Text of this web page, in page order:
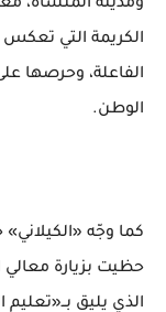
ومدينة المنشاه،
الكريمة التي تعكس
الفاعلة، وحرصها
الوطن.
كما وجّه
حظيت بزيارة
الذي يليق